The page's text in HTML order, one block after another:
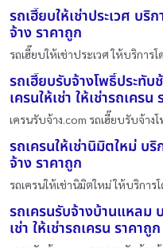
รถเฮี๊ยบให้เช่าประเวศ บริ
จ้าง ราคาถูก
รถเฮี๊ยบให้เช่าประเวศ ให้บริการ
รถเฮี๊ยบรับจ้างโพธิ์ประทับ
เครนให้เช่า ให้เช่ารถเครน
เครนรับจ้าง.com รถเฮี๊ยบรับจ้าง
รถเครนให้เช่านิมิตใหม่ บ
จ้าง ราคาถูก
รถเครนให้เช่านิมิตใหม่ ให้บริการ
รถเครนรับจ้างบ้านแหลม
เช่า ให้เช่ารถเครน ราคาถูก